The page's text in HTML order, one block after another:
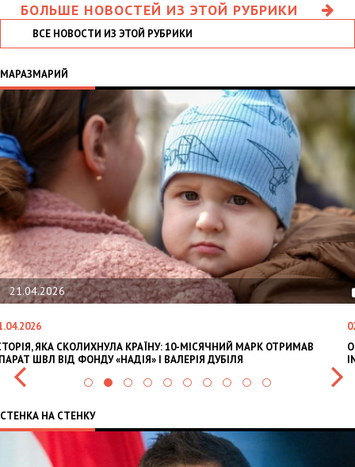
БОЛЬШЕ НОВОСТЕЙ ИЗ ЭТОЙ РУБРИКИ
ВСЕ НОВОСТИ ИЗ ЭТОЙ РУБРИКИ
МАРАЗМАРИЙ
21.04.2026
ЯКА СКОЛИХНУЛА КРАЇНУ: 10-МІСЯЧНИЙ МАРК ОТРИМАВ
ШВЛ ВІД ФОНДУ «НАДІЯ» І ВАЛЕРІЯ ДУБІЛЯ
СТЕНКА НА СТЕНКУ